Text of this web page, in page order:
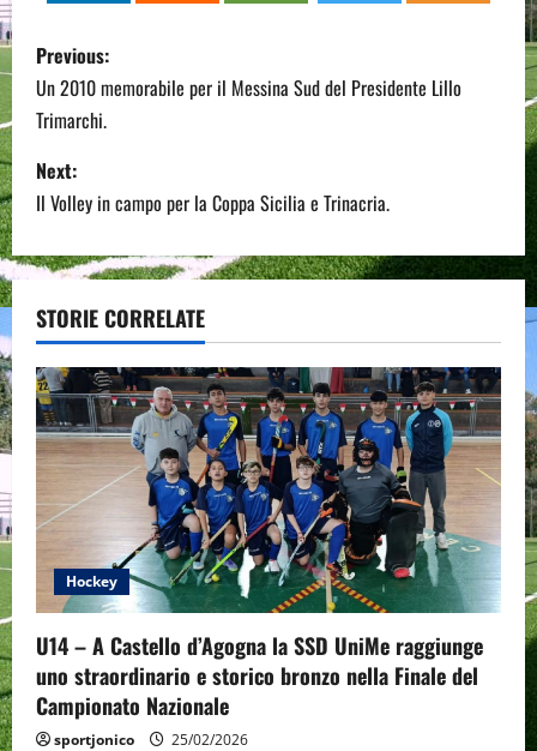
P
o
s
t
n
a
v
i
g
a
t
i
o
n
Previous:
Un 2010 memorabile per il Messina Sud del Presidente Lillo
Trimarchi.
Next:
Il Volley in campo per la Coppa Sicilia e Trinacria.
STORIE CORRELATE
Hockey
U14 – A Castello d’Agogna la SSD UniMe raggiunge
uno straordinario e storico bronzo nella Finale del
Campionato Nazionale
sportjonico 25/02/2026